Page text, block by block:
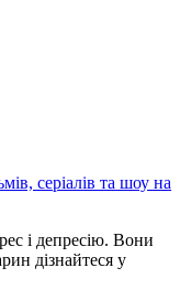
серіалів та шоу на
і депресію. Вони
дізнайтеся у